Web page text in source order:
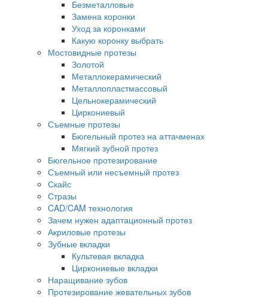
Безметалловые
Замена коронки
Уход за коронками
Какую коронку выбрать
Мостовидные протезы
Золотой
Металлокерамический
Металлопластмассовый
Цельнокерамический
Циркониевый
Съемные протезы
Бюгельный протез на аттачменах
Мягкий зубной протез
Бюгельное протезирование
Съемный или несъемный протез
Скайс
Стразы
CAD/CAM технология
Зачем нужен адаптационный протез
Акриловые протезы
Зубные вкладки
Культевая вкладка
Циркониевые вкладки
Наращивание зубов
Протезирование жевательных зубов